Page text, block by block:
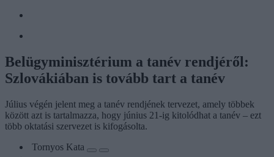
Belügyminisztérium a tanév rendjéről:
Szlovákiában is tovább tart a tanév
Július végén jelent meg a tanév rendjének tervezet, amely többek
között azt is tartalmazza, hogy június 21-ig kitolódhat a tanév – ezt
több oktatási szervezet is kifogásolta.
Tornyos Kata